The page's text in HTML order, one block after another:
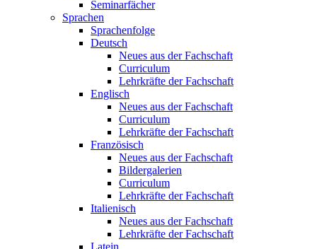
Seminarfächer
Sprachen
Sprachenfolge
Deutsch
Neues aus der Fachschaft
Curriculum
Lehrkräfte der Fachschaft
Englisch
Neues aus der Fachschaft
Curriculum
Lehrkräfte der Fachschaft
Französisch
Neues aus der Fachschaft
Bildergalerien
Curriculum
Lehrkräfte der Fachschaft
Italienisch
Neues aus der Fachschaft
Lehrkräfte der Fachschaft